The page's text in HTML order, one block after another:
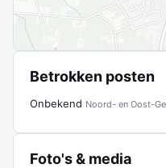
Betrokken posten
Onbekend Noord- en Oost-
Foto's & media